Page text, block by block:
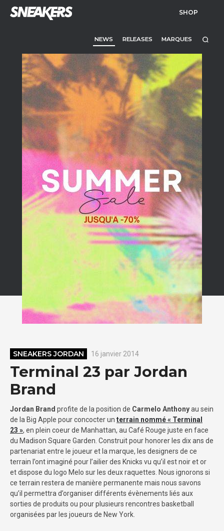
SHOP
NEWS RELEASES MARQUES
SNEAKERS JORDAN 16 janvier 2014
Terminal 23 par Jordan
Brand
Jordan Brand profite de la position de Carmelo Anthonyau sein
de la Big Apple pour concocter un terrain nommé « Terminal
23 », en plein coeur de Manhattan, au Café Rouge juste en face
du Madison Square Garden. Construit pour honorer les dix ans de
partenariat entre le joueur et la marque, les designers de ce
terrain l’ont imaginé pour l’ailier des Knicks vu qu’il est noir et or
et dispose du logo Melo sur les deux raquettes. Nous ignorons si
ce terrain restera de manière permanente mais nous savons
qu’il permettra d’organiser différents évènements liés aux
sorties de produits ou pour plusieurs rencontres basketball
organisées par les joueurs de New York.